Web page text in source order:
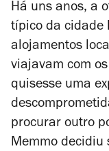
Há uns anos, a
típico da cidade
alojamentos
viajavam com
quisesse uma
procurar outro
Memmo